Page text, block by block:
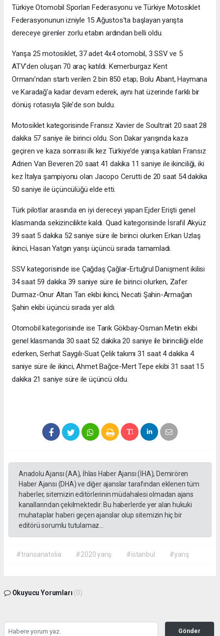
Türkiye Otomobil Sporları Federasyonu ve Türkiye Motosiklet
Federasyonunun izniyle 15 Ağustos'ta başlayan yarışta
dereceye girenler zorlu etabın ardından belli oldu.
Yarışa 25 motosiklet, 37 adet 4x4 otomobil, 3 SSV ve 5
ATV’den oluşan 70 araç katıldı. Kemerburgaz Kent
Ormanı’ndan startı verilen 2 bin 850 etap; Bolu Abant, Haymana
ve Karadağ’a kadar devam ederek, aynı hat üzerinde farklı bir
dönüş rotasıyla Şile’de son buldu.
Motosiklet kategorisinde Fransız Xavier de Soultrait 20 saat 28
dakika 57 saniye ile birinci oldu. Son Dakar yarışında kaza
geçiren ve kaza sonrası ilk kez Türkiye’de yarışa katılan Fransız
Adrien Van Beveren 20 saat 41 dakika 11 saniye ile ikinciliği, iki
kez İtalya şampiyonu olan Jacopo Cerutti de 20 saat 54 dakika
50 saniye ile üçüncülüğü elde etti.
Türk pilotlar arasında en iyi dereceyi yapan Ejder Erişti genel
klasmanda sekizincilikte kaldı. Quad kategorisinde İsrafil Akyüz
39 saat 5 dakika 52 saniye süre ile birinci olurken Erkan Uzlaş
ikinci, Hasan Yatgın yarışı üçüncü sırada tamamladı.
SSV kategorisinde ise Çağdaş Çağlar-Ertuğrul Danişment ikilisi
34 saat 59 dakika 39 saniye süre ile birinci olurken, Zafer
Durmaz-Onur Altan Tan ekibi ikinci, Necati Şahin-Armağan
Şahin ekibi üçüncü sırada yer aldı.
Otomobil kategorisinde ise Tarık Gökbay-Osman Metin ekibi
genel klasmanda 30 saat 52 dakika 20 saniye ile birinciliği elde
ederken, Serhat Saygılı-Suat Çelik takımı 31 saat 4 dakika 4
saniye süre ile ikinci, Ahmet Bağce-Mert Tepe ekibi 31 saat 15
dakika 21 saniye süre ile üçüncü oldu.
Anadolu Ajansı (AA), İhlas Haber Ajansı (İHA), Demirören
Haber Ajansı (DHA) ve diğer ajanslar tarafından eklenen tüm
haberler, sitemizin editörlerinin müdahalesi olmadan ajans
kanallarından çekilmektedir. Bu haberlerde yer alan hukuki
muhataplar haberi geçen ajanslar olup sitemizin hiç bir
editörü sorumlu tutulamaz...
#transanatolia #2020 yarış #istanbul #yarış
Okuyucu Yorumları (0)
Gönder